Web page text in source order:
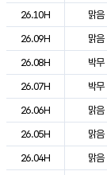
26.10H
맑음
26.09H
맑음
26.08H
박무
26.07H
박무
26.06H
맑음
26.05H
맑음
26.04H
맑음